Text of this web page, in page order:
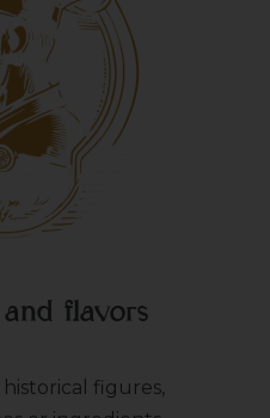
flavors
historical figures,